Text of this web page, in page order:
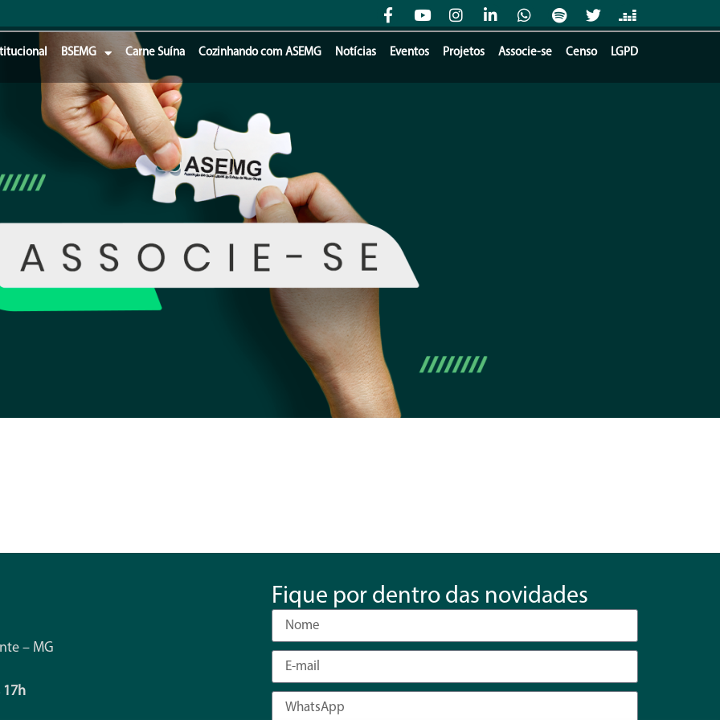
BSEMG Carne Suína Cozinhando com ASEMG Notícias Eventos Projetos Associe-se Censo LGPD
– MG
17h
Fique por dentro das novidades